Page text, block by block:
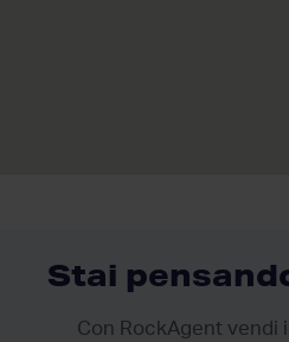
Stai
Con RockAgent vendi